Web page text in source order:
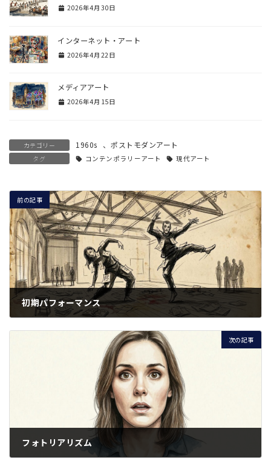
2026年4月30日
インターネット・アート
2026年4月22日
メディアアート
2026年4月15日
カテゴリー 1960s 、 ポストモダンアート
タグ コンテンポラリーアート 現代アート
前の記事
初期パフォーマンス
次の記事
フォトリアリズム